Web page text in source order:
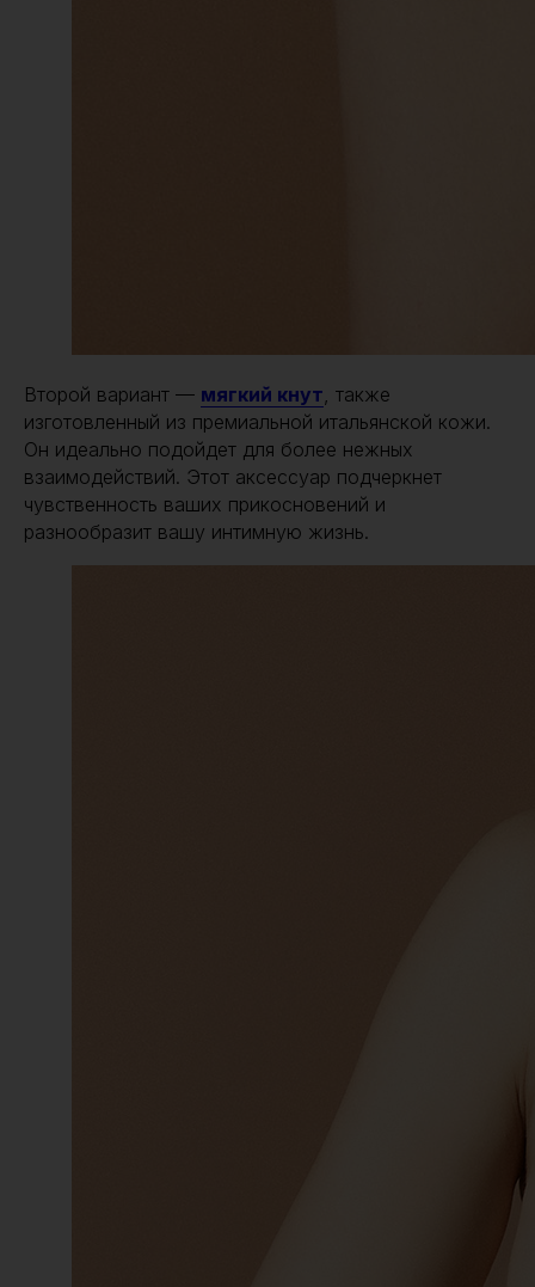
Второй вариант — мягкий кнут, также
изготовленный из премиальной итальянской кожи.
Он идеально подойдет для более нежных
взаимодействий. Этот аксессуар подчеркнет
чувственность ваших прикосновений и
разнообразит вашу интимную жизнь.